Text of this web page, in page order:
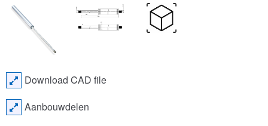
Download CAD file
Aanbouwdelen